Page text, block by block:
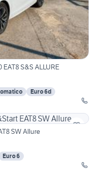
S&S ALLURE
Euro 6d
SW Allure
Euro 6